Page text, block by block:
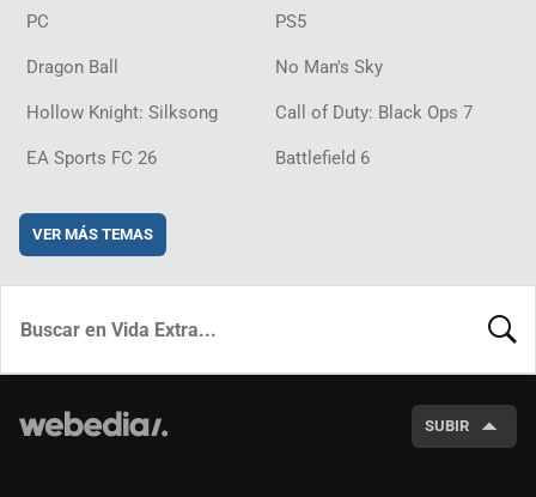
PC PS5
Dragon Ball No Man's Sky
Hollow Knight: Silksong Call of Duty: Black Ops 7
EA Sports FC 26 Battlefield 6
VER MÁS TEMAS
SUBIR